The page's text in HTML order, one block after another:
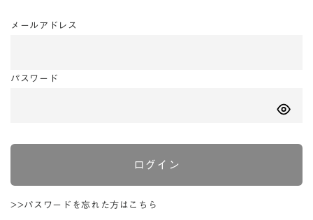
メールアドレス
パスワード
ログイン
>>パスワードを忘れた方はこちら